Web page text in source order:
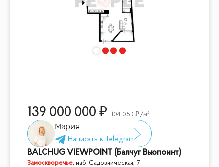
139 000 000 1 104 050 /м²
Мария
BALCHUG VIEWPOINT (Балчуг Вьюпоинт)
Замоскворечье, наб. Садовническая, 7